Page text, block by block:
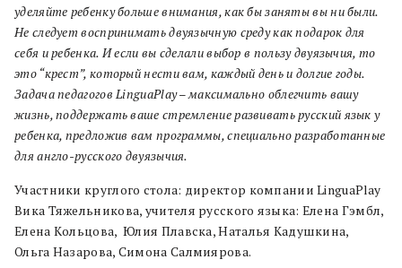
уделяйте ребенку больше внимания, как бы заняты вы ни были.
Не следует воспринимать двуязычную среду как подарок для
себя и ребенка. И если вы сделали выбор в пользу двуязычия, то
это “крест”, который нести вам, каждый день и долгие годы.
Задача педагогов LinguaPlay – максимально облегчить вашу
жизнь, поддержать ваше стремление развивать русский язык у
ребенка, предложив вам программы, специально разработанные
для англо-русского двуязычия.
Участники круглого стола: директор компании LinguaPlay
Вика Тяжельникова, учителя русского языка: Елена Гэмбл,
Елена Кольцова, Юлия Плавска, Наталья Кадушкина,
Ольга Назарова, Симона Салмиярова.